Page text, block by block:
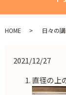
HOME 日々の
2021/12/27
直径の上